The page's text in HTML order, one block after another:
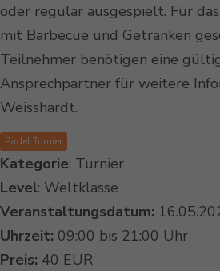
oder regulär ausgespielt. Für
mit Barbecue und Getränken
Teilnehmer benötigen eine
Ansprechpartner für weitere
Weisshardt.
Padel Turnier
Kategorie: Turnier
Level: Weltklasse
Veranstaltungsdatum:
Uhrzeit: 09:00 bis 21:00 Uhr
Preis: 40 EUR